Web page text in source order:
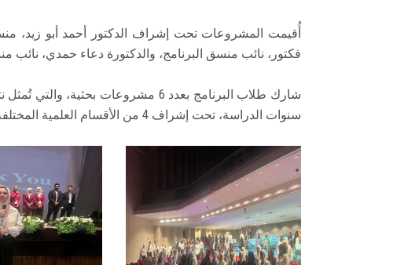
أُقيمت المشروعات تحت إشراف الدكتور أحمد أبو زيد،
فكتور، نائب منسق البرنامج، والدكتورة دعاء حمدي، نائب
شارك طلاب البرنامج بعدد 6 مشروعات
سنوات الدراسة، تحت إشراف 4 من الأقسام العلمية المختلفة بالكلية.